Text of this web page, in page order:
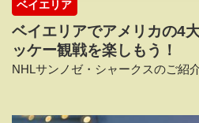
ベイエリア
ベイエリアでアメリカの4
ッケー観戦を楽しもう！
NHLサンノゼ・シャークスのご紹